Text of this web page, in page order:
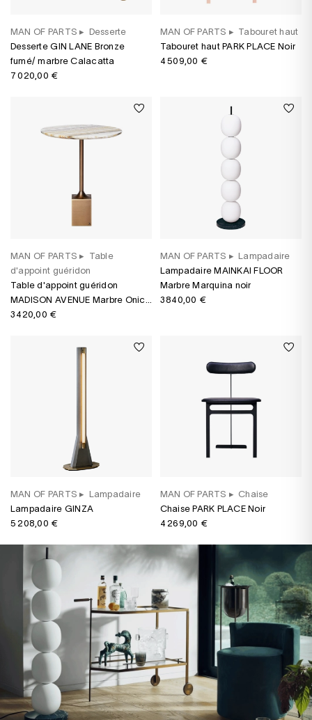
MAN OF PARTS▸ Desserte
Desserte GIN LANE Bronze
fumé/ marbre Calacatta
7 020,00 €
MAN OF PARTS ▸ Tabouret haut
Tabouret haut PARK PLACE Noir
4 509,00 €
MAN OF PARTS▸ Table
d'appoint guéridon
Table d'appoint guéridon
MADISON AVENUE Marbre Onice
Velluto
3 420,00 €
MAN OF PARTS ▸ Lampadaire
Lampadaire MAINKAI FLOOR
Marbre Marquina noir
3 840,00 €
MAN OF PARTS▸ Lampadaire
Lampadaire GINZA
5 208,00 €
MAN OF PARTS ▸ Chaise
Chaise PARK PLACE Noir
4 269,00 €